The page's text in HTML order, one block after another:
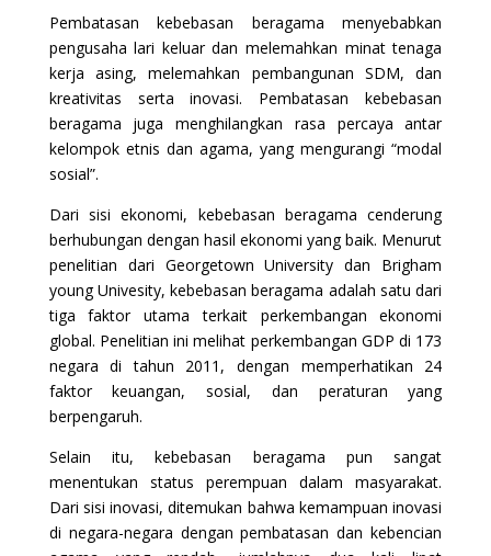
Pembatasan kebebasan beragama menyebabkan
pengusaha lari keluar dan melemahkan minat tenaga
kerja asing, melemahkan pembangunan SDM, dan
kreativitas serta inovasi. Pembatasan kebebasan
beragama juga menghilangkan rasa percaya antar
kelompok etnis dan agama, yang mengurangi “modal
sosial”.
Dari sisi ekonomi, kebebasan beragama cenderung
berhubungan dengan hasil ekonomi yang baik. Menurut
penelitian dari Georgetown University dan Brigham
young Univesity, kebebasan beragama adalah satu dari
tiga faktor utama terkait perkembangan ekonomi
global. Penelitian ini melihat perkembangan GDP di 173
negara di tahun 2011, dengan memperhatikan 24
faktor keuangan, sosial, dan peraturan yang
berpengaruh.
Selain itu, kebebasan beragama pun sangat
menentukan status perempuan dalam masyarakat.
Dari sisi inovasi, ditemukan bahwa kemampuan inovasi
di negara-negara dengan pembatasan dan kebencian